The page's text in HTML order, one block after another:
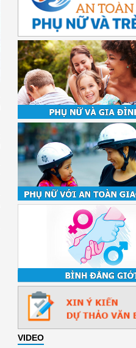
VIDEO